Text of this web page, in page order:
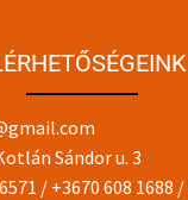
Sándor u. 3
/ +3670 608 1688 /